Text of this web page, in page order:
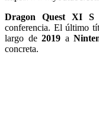
Dragon Quest XI S
conferencia. El último
largo de2019 a
concreta.